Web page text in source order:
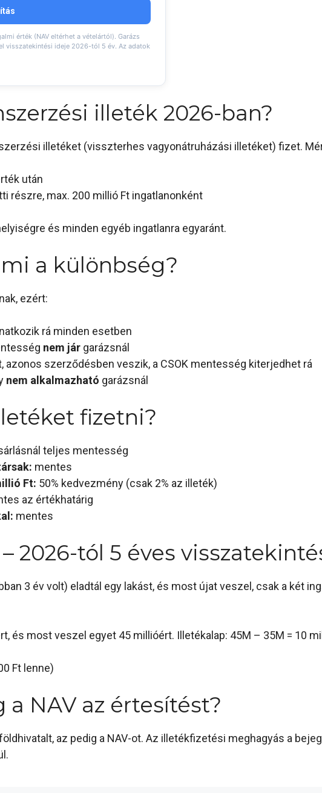
érték (NAV eltérhet a vételártól). Garázs
visszatekintési ideje 2026-tól 5 év. Az adatok
illeték 2026-ban?
illetéket (visszterhes vagyonátruházási illetéket) fizet.
után
részre, max. 200 millió Ft ingatlanonként
és minden egyéb ingatlanra egyaránt.
a különbség?
ezért:
rá minden esetben
nem járgarázsnál
azonos szerződésben veszik, a CSOK mentesség kiterjedhet rá
nem alkalmazható garázsnál
fizetni?
teljes mentesség
mentes
Ft: 50% kedvezmény (csak 2% az illeték)
az értékhatárig
mentes
2026-tól 5 éves
3 év volt) eladtál egy lakást, és most újat veszel, csak a két
és most veszel egyet 45 millióért. Illetékalap: 45M – 35M = 10
Ft lenne)
NAV az értesítést?
az pedig a NAV-ot. Az illetékfizetési meghagyás a